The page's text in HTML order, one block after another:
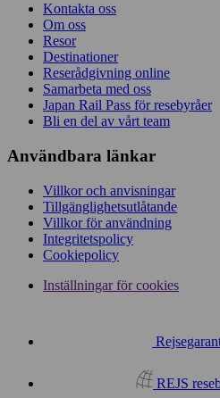
Kontakta oss
Om oss
Resor
Destinationer
Reserådgivning online
Samarbeta med oss
Japan Rail Pass för resebyråer
Bli en del av vårt team
Användbara länkar
Villkor och anvisningar
Tillgänglighetsutlåtande
Villkor för användning
Integritetspolicy
Cookiepolicy
Inställningar för cookies
REJS